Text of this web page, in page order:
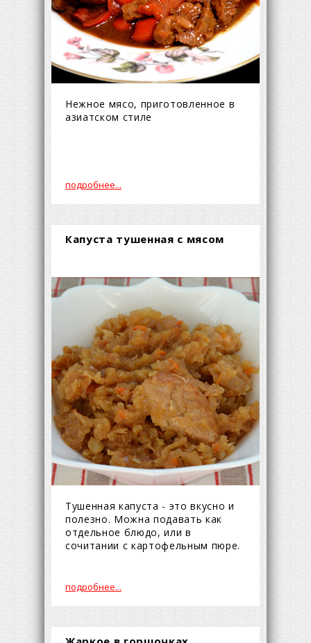
Нежное мясо, приготовленное в
азиатском стиле
подробнее...
Капуста тушенная с мясом
Тушенная капуста - это вкусно и
полезно. Можна подавать как
отдельное блюдо, или в
сочитании с картофельным пюре.
подробнее...